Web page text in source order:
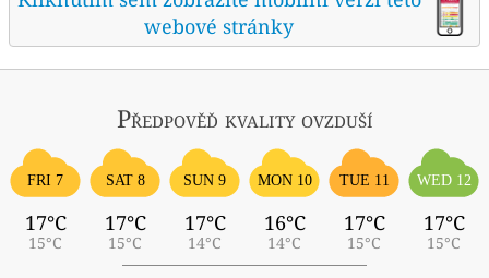
webové stránky
Předpověď kvality ovzduší
FRI 7
17°C
15°C
SAT 8
17°C
15°C
SUN 9
17°C
14°C
MON 10
16°C
14°C
TUE 11
17°C
15°C
WED 12
17°C
15°C